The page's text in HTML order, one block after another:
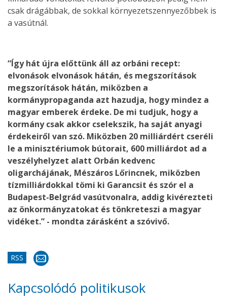
csak drágábbak, de sokkal környezetszennyezőbbek is
a vasútnál.
“Így hát újra előttünk áll az orbáni recept:
elvonások elvonások hátán, és megszorítások
megszorítások hátán, miközben a
kormánypropaganda azt hazudja, hogy mindez a
magyar emberek érdeke. De mi tudjuk, hogy a
kormány csak akkor cselekszik, ha saját anyagi
érdekeiről van szó. Miközben 20 milliárdért cseréli
le a minisztériumok bútorait, 600 milliárdot ad a
veszélyhelyzet alatt Orbán kedvenc
oligarchájának, Mészáros Lőrincnek, miközben
tízmilliárdokkal tömi ki Garancsit és szór el a
Budapest-Belgrád vasútvonalra, addig kivérezteti
az önkormányzatokat és tönkreteszi a magyar
vidéket.” - mondta zárásként a szóvivő.
RSS
Kapcsolódó politikusok